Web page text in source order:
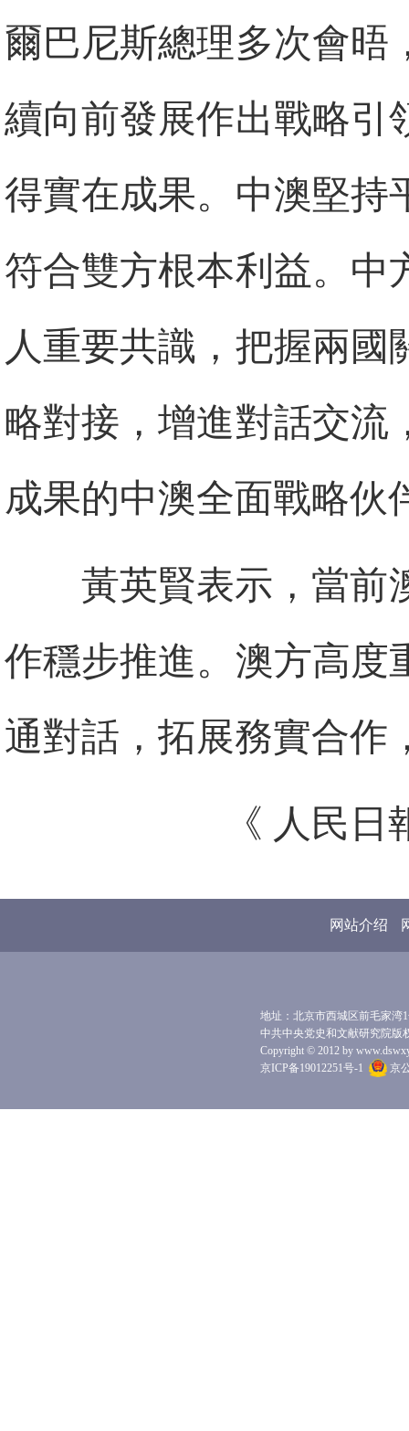
爾巴尼斯總理多次會晤
續向前發展作出戰略引
得實在成果。中澳堅持
符合雙方根本利益。中
人重要共識，把握兩國
略對接，增進對話交流
成果的中澳全面戰略伙
黃英賢表示，當前
作穩步推進。澳方高度
通對話，拓展務實合作
《 人民
网站介绍
地址：北京市西城区前毛家湾
中共中央党史和文献研究院版
Copyright © 2012 by
京ICP备19012251号-1
京